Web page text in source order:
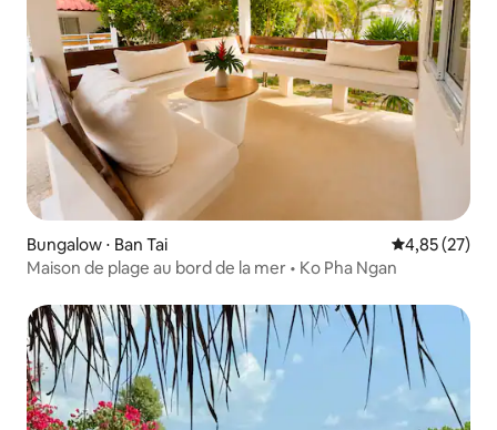
Bungalow ⋅ Ban Tai Évaluation
4,85 (27)
Maison de plage au bord de la mer • Ko Pha Ngan